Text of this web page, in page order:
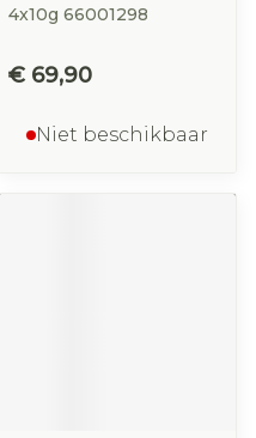
4x10g 66001298
€ 69,90
Niet beschikbaar